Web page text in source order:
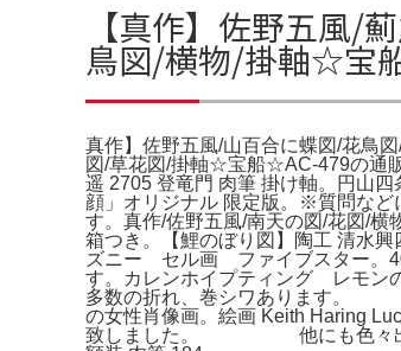
【真作】佐野五風
鳥図/横物/掛軸☆宝
真作】佐野五風/山百合に蝶図/花鳥
図/草花図/掛軸☆宝船☆AC-479の
遥 2705 登竜門 肉筆 掛け軸。円山
顔」オリジナル 限定版。※質問など
す。真作/佐野五風/南天の図/花図/
箱つき。【鯉のぼり図】陶工 清水
ズニー セル画 ファイブスター。
す。カレンホイプティング レモ
多数の折れ、巻シワありま
の女性肖像画。絵画 Keith
致しました。 他にも色々出品し